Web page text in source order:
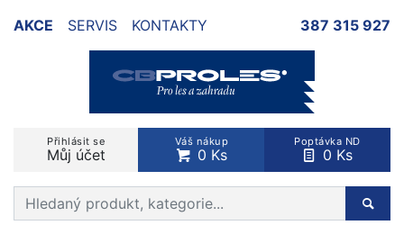
AKCE SERVIS KONTAKTY 387 315 927
Přihlásit se
Můj účet
Váš nákup
0 Ks
Poptávka ND
0 Ks
Prohledat web